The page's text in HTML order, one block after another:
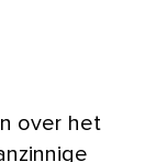
over het